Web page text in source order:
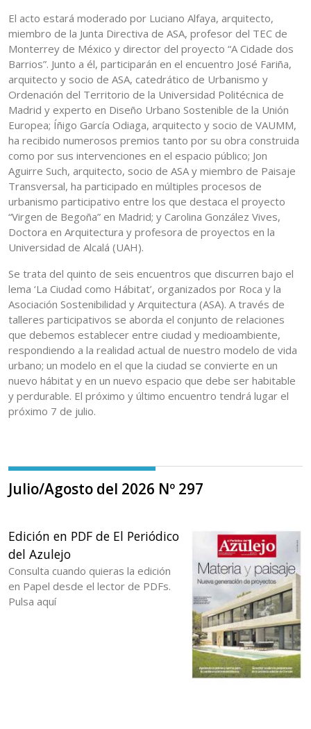
El acto estará moderado por Luciano Alfaya, arquitecto,
miembro de la Junta Directiva de ASA, profesor del TEC de
Monterrey de México y director del proyecto “A Cidade dos
Barrios”. Junto a él, participarán en el encuentro José Fariña,
arquitecto y socio de ASA, catedrático de Urbanismo y
Ordenación del Territorio de la Universidad Politécnica de
Madrid y experto en Diseño Urbano Sostenible de la Unión
Europea; Íñigo García Odiaga, arquitecto y socio de VAUMM,
ha recibido numerosos premios tanto por su obra construida
como por sus intervenciones en el espacio público; Jon
Aguirre Such, arquitecto, socio de ASA y miembro de Paisaje
Transversal, ha participado en múltiples procesos de
urbanismo participativo entre los que destaca el proyecto
“Virgen de Begoña” en Madrid; y Carolina González Vives,
Doctora en Arquitectura y profesora de proyectos en la
Universidad de Alcalá (UAH).
Se trata del quinto de seis encuentros que discurren bajo el
lema ‘La Ciudad como Hábitat’, organizados por Roca y la
Asociación Sostenibilidad y Arquitectura (ASA). A través de
talleres participativos se aborda el conjunto de relaciones
que debemos establecer entre ciudad y medioambiente,
respondiendo a la realidad actual de nuestro modelo de vida
urbano; un modelo en el que la ciudad se convierte en un
nuevo hábitat y en un nuevo espacio que debe ser habitable
y perdurable. El próximo y último encuentro tendrá lugar el
próximo 7 de julio.
Julio/Agosto del 2026 Nº 297
Edición en PDF de El Periódico
del Azulejo
Consulta cuando quieras la edición
en Papel desde el lector de PDFs.
Pulsa aquí